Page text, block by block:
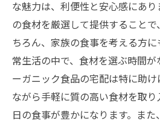
な魅力は、利便性と安心感にあ
の食材を厳選して提供すること
ちろん、家族の食事を考える方
常生活の中で、食材を選ぶ時間
ーガニック食品の宅配は特に助
ながら手軽に質の高い食材を取
日の食事が豊かになります。ま